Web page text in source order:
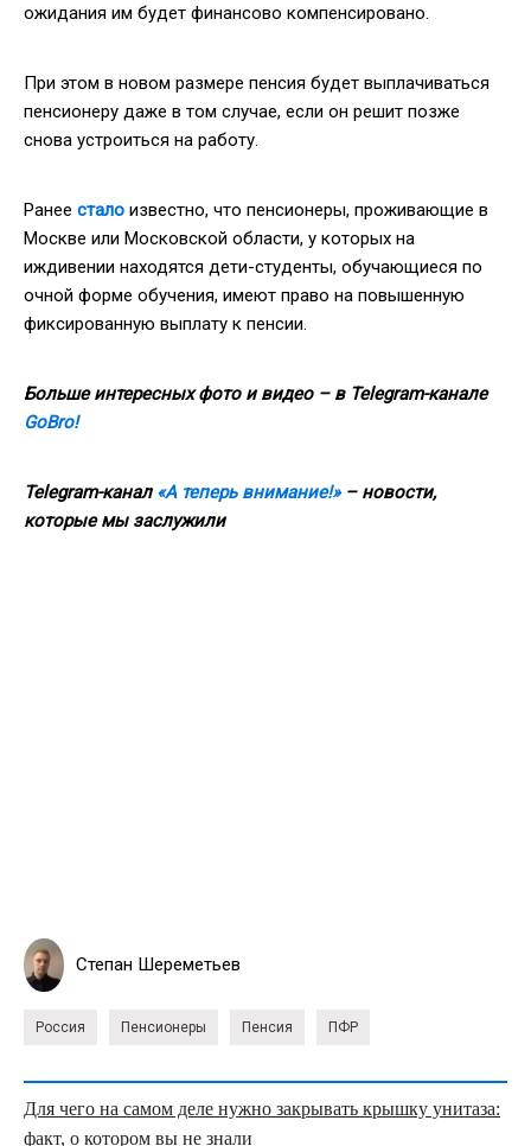
ожидания им будет финансово компенсировано.
При этом в новом размере пенсия будет выплачиваться
пенсионеру даже в том случае, если он решит позже
снова устроиться на работу.
Ранее стало известно, что пенсионеры, проживающие в
Москве или Московской области, у которых на
иждивении находятся дети-студенты, обучающиеся по
очной форме обучения, имеют право на повышенную
фиксированную выплату к пенсии.
Больше интересных фото и видео – в Telegram-канале
GoBro!
Telegram-канал «А теперь внимание!»– новости,
которые мы заслужили
Степан Шереметьев
Россия Пенсионеры Пенсия ПФР
Для чего на самом деле нужно закрывать крышку унитаза:
факт, о котором вы не знали